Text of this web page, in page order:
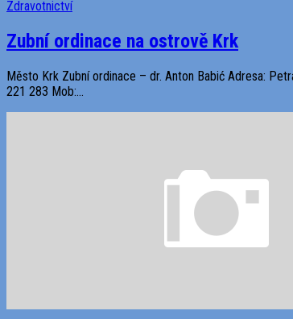
Zdravotnictví
Zubní ordinace na ostrově Krk
Město Krk Zubní ordinace – dr. Anton Babić Adresa:
221 283 Mob:...